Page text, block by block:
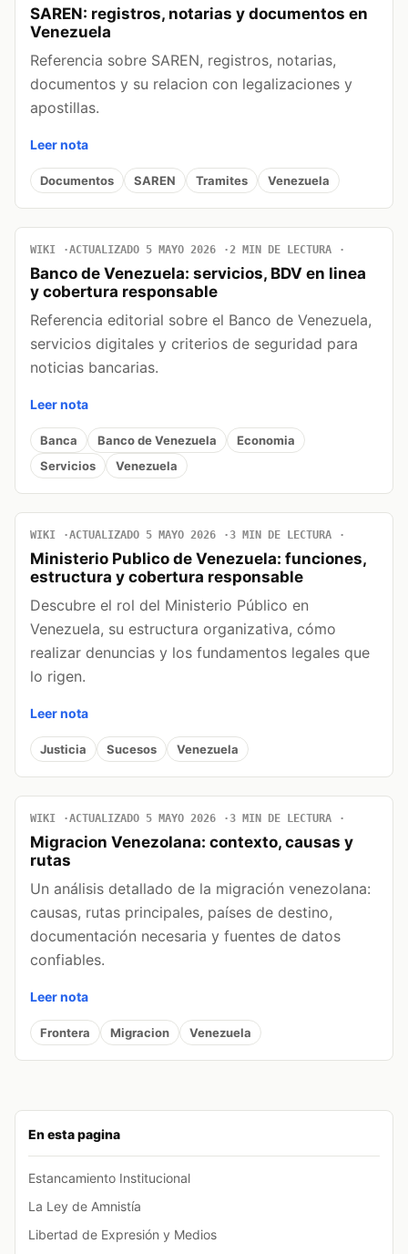
En esta pagina
Estancamiento Institucional
La Ley de Amnistía
Libertad de Expresión y Medios
SAREN: registros, notarias y documentos en
Venezuela
Referencia sobre SAREN, registros, notarias,
documentos y su relacion con legalizaciones y
apostillas.
Leer nota
Documentos SAREN Tramites Venezuela
WIKI ACTUALIZADO 5 MAYO 2026 2 MIN DE LECTURA
Banco de Venezuela: servicios, BDV en linea
y cobertura responsable
Referencia editorial sobre el Banco de Venezuela,
servicios digitales y criterios de seguridad para
noticias bancarias.
Leer nota
Banca Banco de Venezuela
Economia
Servicios
Venezuela
WIKI ACTUALIZADO 5 MAYO 2026 3 MIN DE LECTURA
Ministerio Publico de Venezuela: funciones,
estructura y cobertura responsable
Descubre el rol del Ministerio Público en
Venezuela, su estructura organizativa, cómo
realizar denuncias y los fundamentos legales que
lo rigen.
Leer nota
Justicia Sucesos Venezuela
WIKI ACTUALIZADO 5 MAYO 2026 3 MIN DE LECTURA
Migracion Venezolana: contexto, causas y
rutas
Un análisis detallado de la migración venezolana:
causas, rutas principales, países de destino,
documentación necesaria y fuentes de datos
confiables.
Leer nota
Frontera Migracion Venezuela